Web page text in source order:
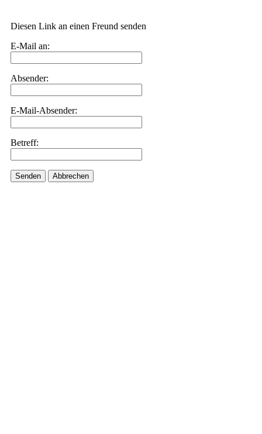
Diesen Link an einen Freund senden
E-Mail an:
Absender:
E-Mail-Absender:
Betreff:
Senden Abbrechen